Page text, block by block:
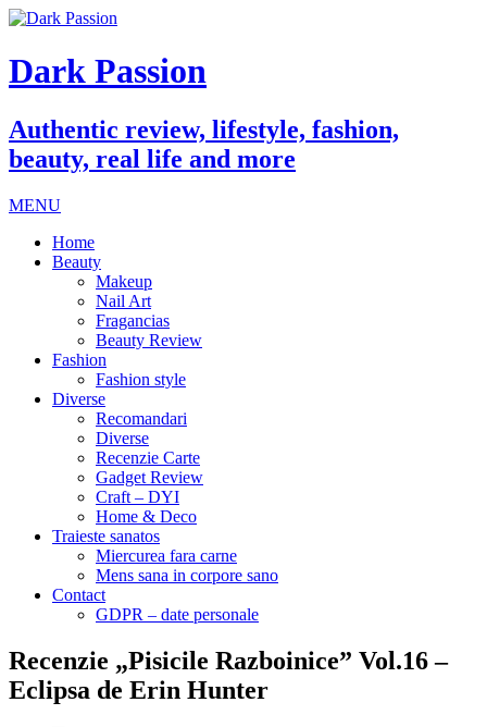
Dark Passion
Authentic review, lifestyle, fashion,
beauty, real life and more
MENU
Home
Beauty
Makeup
Nail Art
Fragancias
Beauty Review
Fashion
Fashion style
Diverse
Recomandari
Diverse
Recenzie Carte
Gadget Review
Craft – DYI
Home & Deco
Traieste sanatos
Miercurea fara carne
Mens sana in corpore sano
Contact
GDPR – date personale
Recenzie „Pisicile Razboinice” Vol.16 –
Eclipsa de Erin Hunter